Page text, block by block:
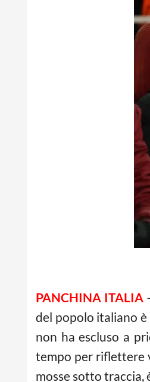
PANCHINA ITALIA
del popolo italiano
non ha escluso a
tempo per riflettere
mosse sotto